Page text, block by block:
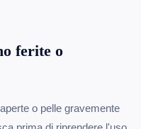
ferite o
o pelle gravemente